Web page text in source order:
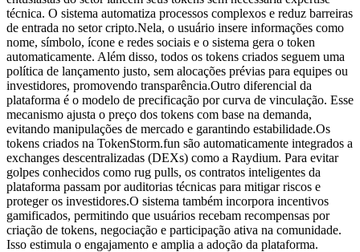
técnica. O sistema automatiza processos complexos e reduz barreiras
de entrada no setor cripto.Nela, o usuário insere informações como
nome, símbolo, ícone e redes sociais e o sistema gera o token
automaticamente. Além disso, todos os tokens criados seguem uma
política de lançamento justo, sem alocações prévias para equipes ou
investidores, promovendo transparência.Outro diferencial da
plataforma é o modelo de precificação por curva de vinculação. Esse
mecanismo ajusta o preço dos tokens com base na demanda,
evitando manipulações de mercado e garantindo estabilidade.Os
tokens criados na TokenStorm.fun são automaticamente integrados a
exchanges descentralizadas (DEXs) como a Raydium. Para evitar
golpes conhecidos como rug pulls, os contratos inteligentes da
plataforma passam por auditorias técnicas para mitigar riscos e
proteger os investidores.O sistema também incorpora incentivos
gamificados, permitindo que usuários recebam recompensas por
criação de tokens, negociação e participação ativa na comunidade.
Isso estimula o engajamento e amplia a adoção da plataforma.